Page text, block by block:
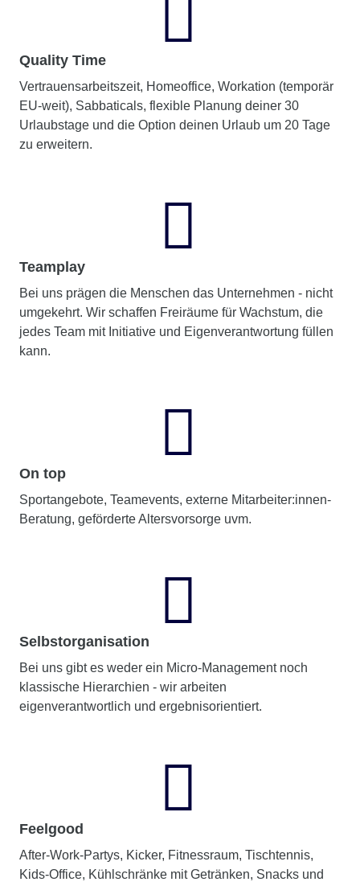
Quality Time
Vertrauensarbeitszeit, Homeoffice, Workation (temporär
EU-weit), Sabbaticals, flexible Planung deiner 30
Urlaubstage und die Option deinen Urlaub um 20 Tage
zu erweitern.
Teamplay
Bei uns prägen die Menschen das Unternehmen - nicht
umgekehrt. Wir schaffen Freiräume für Wachstum, die
jedes Team mit Initiative und Eigenverantwortung füllen
kann.
On top
Sportangebote, Teamevents, externe Mitarbeiter:innen-
Beratung, geförderte Altersvorsorge uvm.
Selbstorganisation
Bei uns gibt es weder ein Micro-Management noch
klassische Hierarchien - wir arbeiten
eigenverantwortlich und ergebnisorientiert.
Feelgood
After-Work-Partys, Kicker, Fitnessraum, Tischtennis,
Kids-Office, Kühlschränke mit Getränken, Snacks und